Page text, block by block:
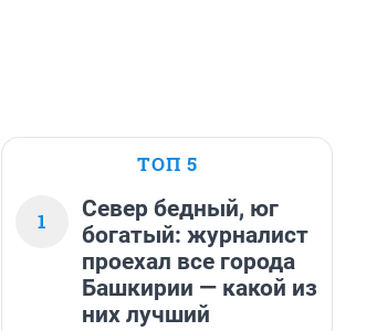
ТОП 5
1
Север бедный, юг
богатый: журналист
проехал все города
Башкирии — какой из
них лучший